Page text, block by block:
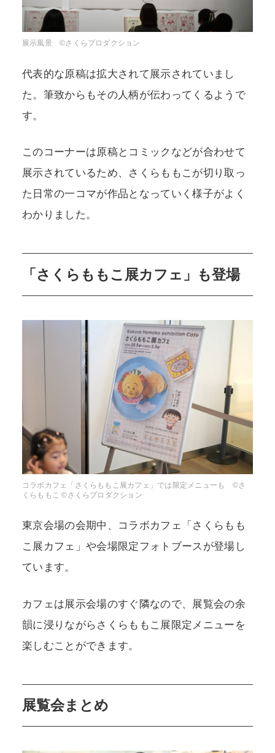
展示風景 ©さくらプロダクション
代表的な原稿は拡大されて展示されていまし
た。筆致からもその人柄が伝わってくるようで
す。
このコーナーは原稿とコミックなどが合わせて
展示されているため、さくらももこが切り取っ
た日常の一コマが作品となっていく様子がよく
わかりました。
「さくらももこ展カフェ」も登場
コラボカフェ「さくらももこ展カフェ」では限定メニューも ©さ
くらももこ ©さくらプロダクション
東京会場の会期中、コラボカフェ「さくらもも
こ展カフェ」や会場限定フォトブースが登場し
ています。
カフェは展示会場のすぐ隣なので、展覧会の余
韻に浸りながらさくらももこ展限定メニューを
楽しむことができます。
展覧会まとめ